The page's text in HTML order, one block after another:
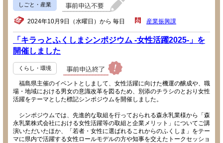
しごと・産業
2024年10月9日（水曜日）から 毎日 産業振興課
「キラっとふくしまシンポジウム -女性活躍2025-」を
開催しました
くらし・環境
福島県主催のイベントとしまして、女性活躍に向けた機運の醸成や、職
場・地域における男女の意識改革を図るため、別添のチラシのとおり女性
活躍をテーマとした標記シンポジウムを開催しました。
シンポジウムでは、先進的な取組を行っておられる森永乳業様から「森
永乳業株式会社における女性活躍等の取組と企業メリット」についてご講
演いただいたほか、「若者・女性に選ばれるこれからのふくしま」をテー
マに県内で活躍する女性ロールモデルの方や知事を交えたトークセッショ